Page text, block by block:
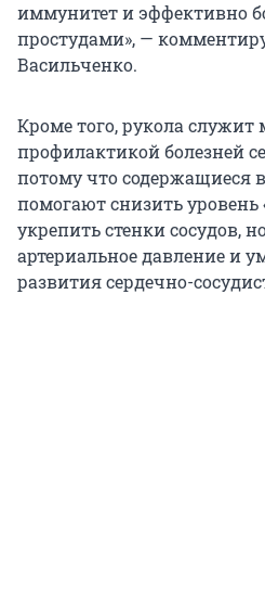
иммунитет и эффективно
простудами», —
Васильченко.
Кроме того, рукола
профилактикой болезней
потому что содержащиеся
помогают снизить уровень
укрепить стенки сосудов,
артериальное давление и
развития сердечно-